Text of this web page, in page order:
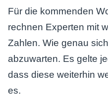
Für die kommenden
rechnen Experten mit
Zahlen. Wie genau
abzuwarten. Es gelte
dass diese weiterhin
es.